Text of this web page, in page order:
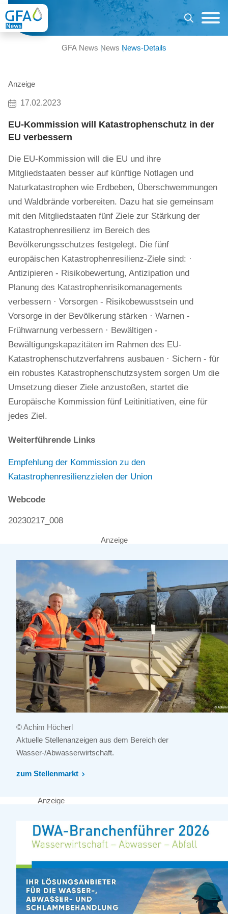
GFA News News News-Details
Anzeige
17.02.2023
EU-Kommission will Katastrophenschutz in der
EU verbessern
Die EU-Kommission will die EU und ihre
Mitgliedstaaten besser auf künftige Notlagen und
Naturkatastrophen wie Erdbeben, Überschwemmungen
und Waldbrände vorbereiten. Dazu hat sie gemeinsam
mit den Mitgliedstaaten fünf Ziele zur Stärkung der
Katastrophenresilienz im Bereich des
Bevölkerungsschutzes festgelegt. Die fünf
europäischen Katastrophenresilienz-Ziele sind: ·
Antizipieren - Risikobewertung, Antizipation und
Planung des Katastrophenrisikomanagements
verbessern · Vorsorgen - Risikobewusstsein und
Vorsorge in der Bevölkerung stärken · Warnen -
Frühwarnung verbessern · Bewältigen -
Bewältigungskapazitäten im Rahmen des EU-
Katastrophenschutzverfahrens ausbauen · Sichern - für
ein robustes Katastrophenschutzsystem sorgen Um die
Umsetzung dieser Ziele anzustoßen, startet die
Europäische Kommission fünf Leitinitiativen, eine für
jedes Ziel.
Weiterführende Links
Empfehlung der Kommission zu den
Katastrophenresilienzzielen der Union
Webcode
20230217_008
Anzeige
© Achim Höcherl
Aktuelle Stellenanzeigen aus dem Bereich der
Wasser-/Abwasserwirtschaft.
zum Stellenmarkt
Anzeige